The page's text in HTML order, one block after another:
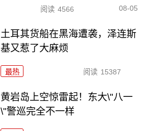
阅读 4566 08-05
土耳其货船在黑海遭袭，泽连斯
基又惹了大麻烦
最热 阅读 15387
黄岩岛上空惊雷起！东大\"八一
\"警巡完全不一样